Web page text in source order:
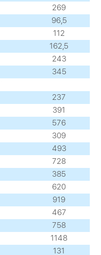
269
96,5
112
162,5
243
345
237
391
576
309
493
728
385
620
919
467
758
1148
131